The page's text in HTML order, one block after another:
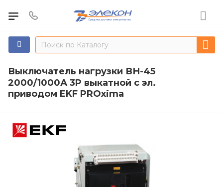
Выключатель нагрузки ВН-45
2000/1000А 3P выкатной с эл.
приводом EKF PROxima